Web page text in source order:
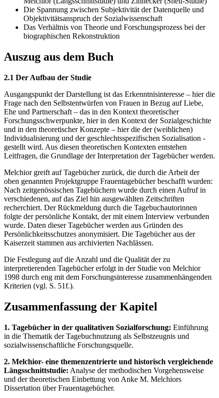
Die Spannung zwischen Subjektivität der Datenquelle und
Objektivitätsanspruch der Sozialwissenschaft
Das Verhältnis von Theorie und Forschungsprozess bei der
biographischen Rekonstruktion
Auszug aus dem Buch
2.1 Der Aufbau der Studie
Ausgangspunkt der Darstellung ist das Erkenntnisinteresse – hier die
Frage nach den Selbstentwürfen von Frauen in Bezug auf Liebe,
Ehe und Partnerschaft – das in den Kontext theoretischer
Forschungsschwerpunkte, hier in den Kontext der Sozialgeschichte
und in den theoretischer Konzepte – hier die der (weiblichen)
Individualisierung und der geschlechtsspezifischen Sozialisation -
gestellt wird. Aus diesen theoretischen Kontexten entstehen
Leitfragen, die Grundlage der Interpretation der Tagebücher werden.
Melchior greift auf Tagebücher zurück, die durch die Arbeit der
oben genannten Projektgruppe Frauentagebücher beschafft wurden:
Nach zeitgenössischen Tagebüchern wurde durch einen Aufruf in
verschiedenen, auf das Ziel hin ausgewählten Zeitschriften
recherchiert. Der Rückmeldung durch die Tagebuchautorinnen
folgte der persönliche Kontakt, der mit einem Interview verbunden
wurde. Daten dieser Tagebücher werden aus Gründen des
Persönlichkeitsschutzes anonymisiert. Die Tagebücher aus der
Kaiserzeit stammen aus archivierten Nachlässen.
Die Festlegung auf die Anzahl und die Qualität der zu
interpretierenden Tagebücher erfolgt in der Studie von Melchior
1998 durch eng mit dem Forschungsinteresse zusammenhängenden
Kriterien (vgl. S. 51f.).
Zusammenfassung der Kapitel
1. Tagebücher in der qualitativen Sozialforschung: Einführung
in die Thematik der Tagebuchnutzung als Selbstzeugnis und
sozialwissenschaftliche Forschungsquelle.
2. Melchior- eine themenzentrierte und historisch vergleichende
Längsschnittstudie: Analyse der methodischen Vorgehensweise
und der theoretischen Einbettung von Anke M. Melchiors
Dissertation über Frauentagebücher.